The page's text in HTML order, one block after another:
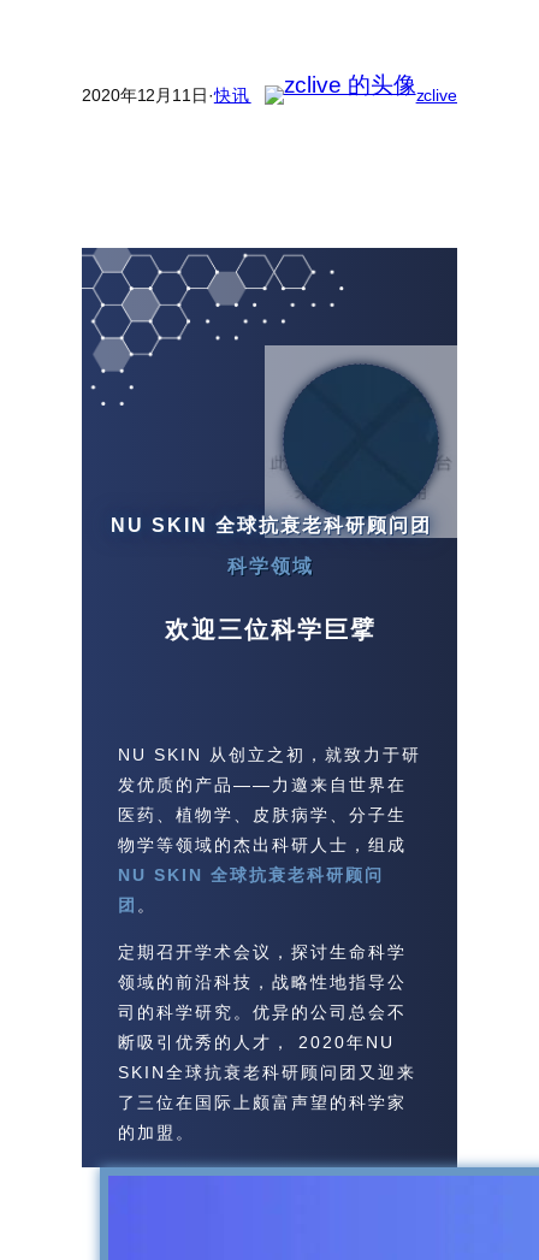
2020年12月11日·快讯 zclive
NU SKIN 全球抗衰老科研顾问团
科学领域
欢迎三位科学巨擘
NU SKIN 从创立之初，就致力于研
发优质的产品——力邀来自世界在
医药、植物学、皮肤病学、分子生
物学等领域的杰出科研人士，组成
NU SKIN 全球抗衰老科研顾问
团 。
定期召开学术会议，探讨生命科学
领域的前沿科技，战略性地指导公
司的科学研究。优异的公司总会不
断吸引优秀的人才， 2020年NU
SKIN全球抗衰老科研顾问团又迎来
了三位在国际上颇富声望的科学家
的加盟。